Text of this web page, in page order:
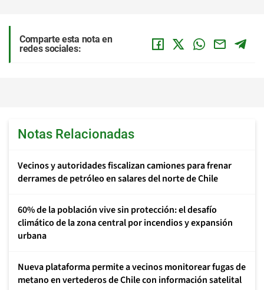
Comparte esta nota en
redes sociales:
Notas Relacionadas
Vecinos y autoridades fiscalizan camiones para frenar
derrames de petróleo en salares del norte de Chile
60% de la población vive sin protección: el desafío
climático de la zona central por incendios y expansión
urbana
Nueva plataforma permite a vecinos monitorear fugas de
metano en vertederos de Chile con información satelital